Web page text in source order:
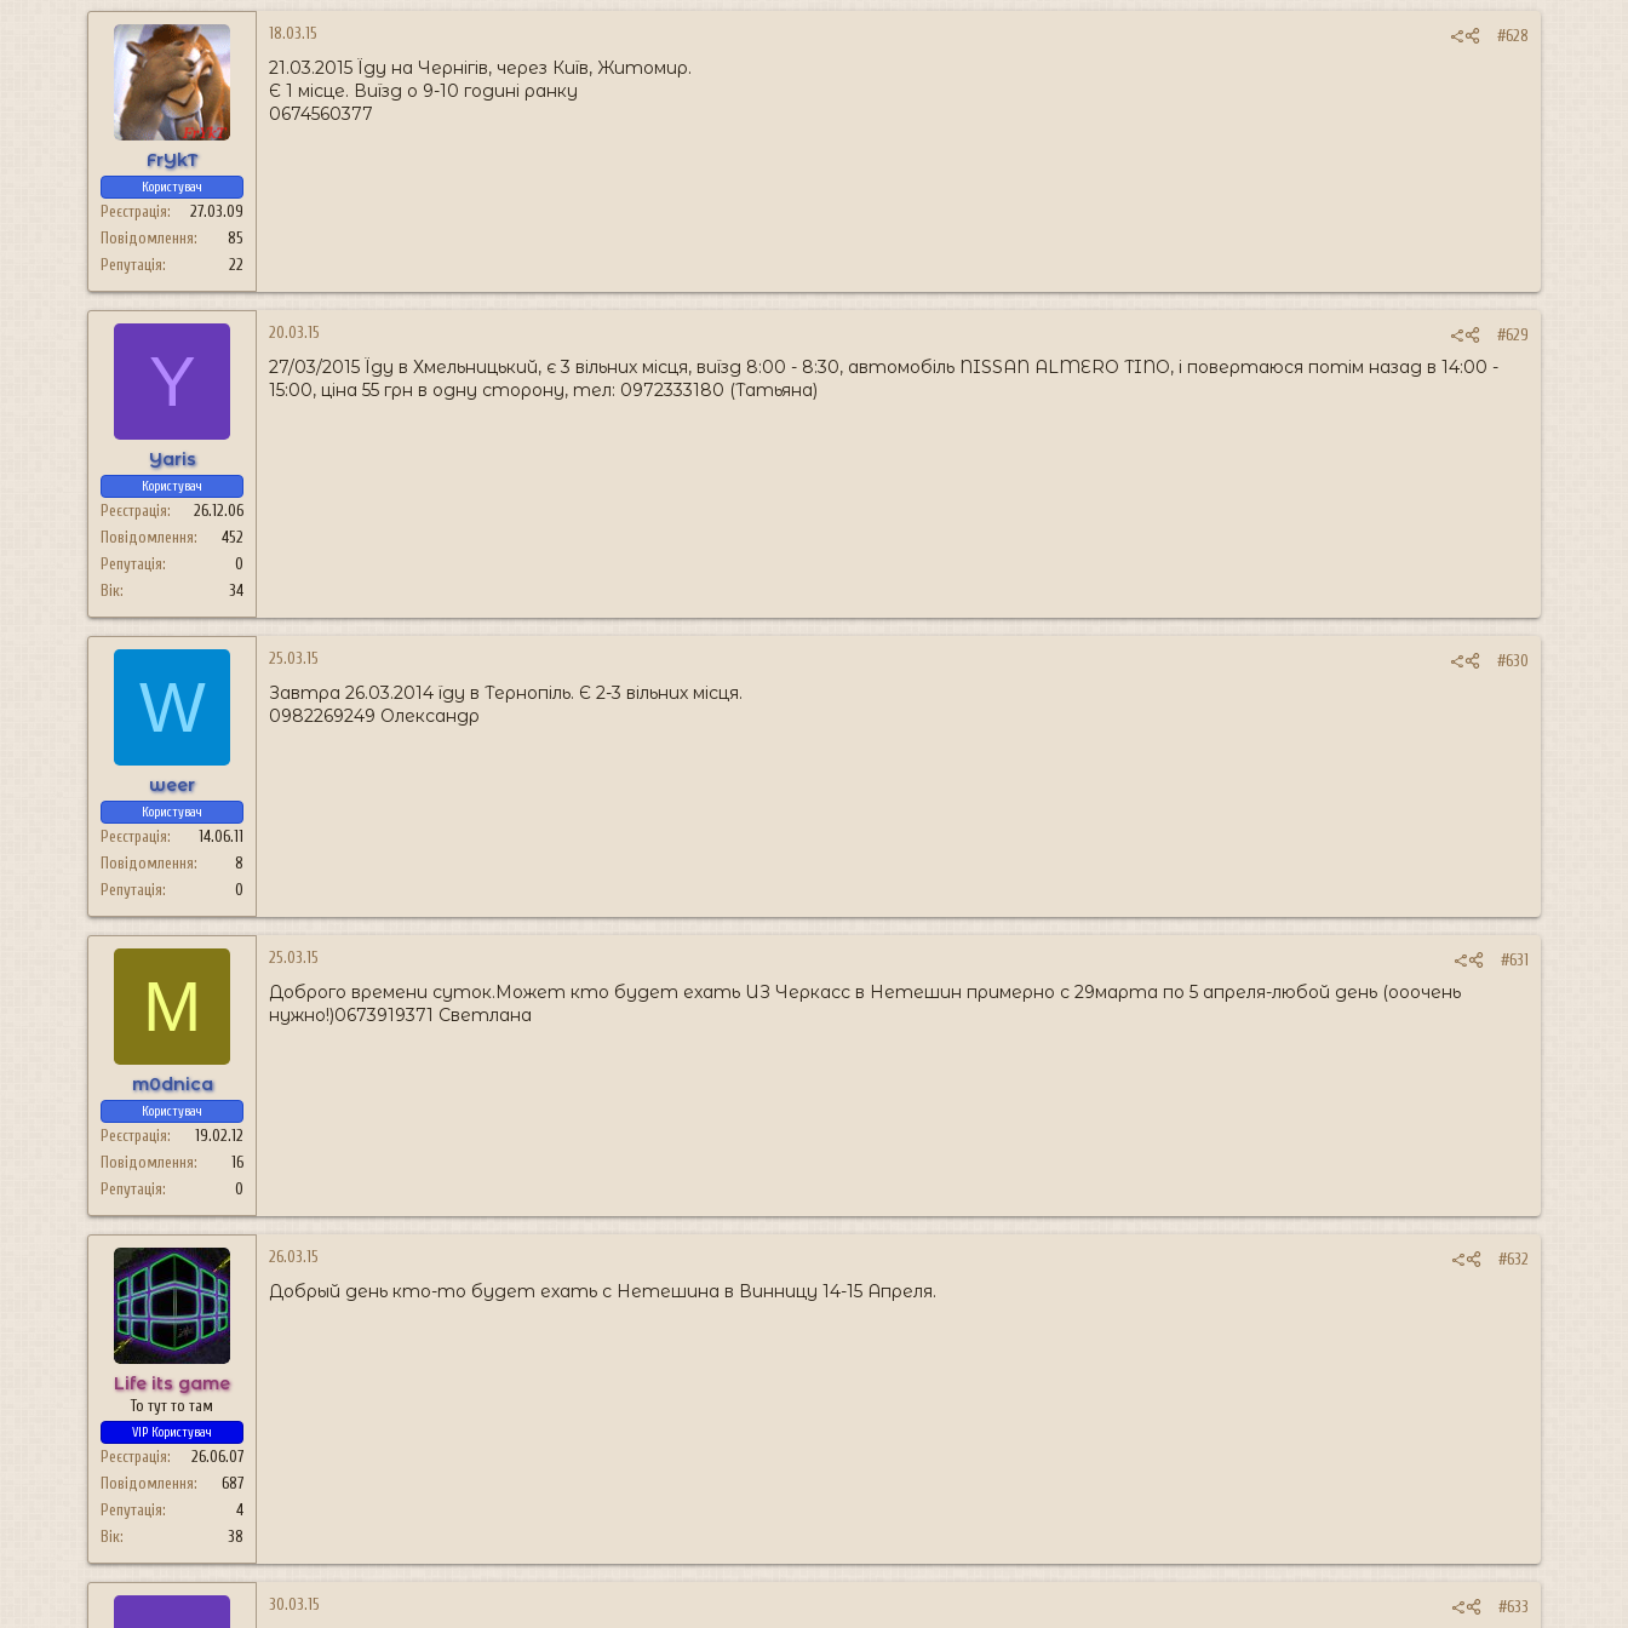
FrYkT
Користувач
Реєстрація
27.03.09
Повідомлення
85
Репутація
22
18.03.15 #628
21.03.2015 Їду на Чернігів, через Київ, Житомир.
Є 1 місце. Виїзд о 9-10 годині ранку
0674560377
Y
Yaris
Користувач
Реєстрація
26.12.06
Повідомлення
452
Репутація
0
Вік
34
20.03.15 #629
27/03/2015 Їду в Хмельницький, є 3 вільних місця, виїзд 8:00 - 8:30, автомобіль NISSAN ALMERO TINO, i повертаюся потім назад в 14:00 -
15:00, ціна 55 грн в одну сторону, тел: 0972333180 (Татьяна)
W
weer
Користувач
Реєстрація
14.06.11
Повідомлення
8
Репутація
0
25.03.15 #630
Завтра 26.03.2014 їду в Тернопіль. Є 2-3 вільних місця.
0982269249 Олександр
M
m0dnica
Користувач
Реєстрація
19.02.12
Повідомлення
16
Репутація
0
25.03.15 #631
Доброго времени суток.Может кто будет ехать ИЗ Черкасс в Нетешин примерно с 29марта по 5 апреля-любой день (ооочень
нужно!)0673919371 Светлана
Life its game
То тут то там
VIP Користувач
Реєстрація
26.06.07
Повідомлення
687
Репутація
4
Вік
38
26.03.15 #632
Добрый день кто-то будет ехать с Нетешина в Винницу 14-15 Апреля.
30.03.15 #633